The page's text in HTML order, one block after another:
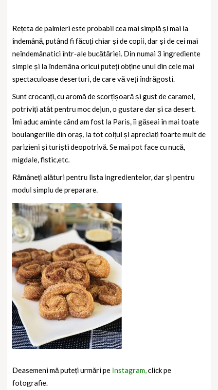
Rețeta de palmieri este probabil cea mai simplă și mai la
îndemână, putând fi făcuți chiar și de copii, dar și de cei mai
neîndemânatici într-ale bucătăriei. Din numai 3 ingrediente
simple și la îndemâna oricui puteți obține unul din cele mai
spectaculoase deserturi, de care vă veți îndrăgosti.
Sunt crocanți, cu aromă de scorțișoară și gust de caramel,
potriviți atât pentru moc dejun, o gustare dar și ca desert.
Îmi aduc aminte când am fost la Paris, îi găseai în mai toate
boulangeriile din oraș, la tot colțul și apreciați foarte mult de
parizieni și turiști deopotrivă. Se mai pot face cu nucă,
migdale, fistic,etc.
Rămâneți alături pentru lista ingredientelor, dar și pentru
modul simplu de preparare.
Deasemeni mă puteți urmări pe Instagram,click pe
fotografie.